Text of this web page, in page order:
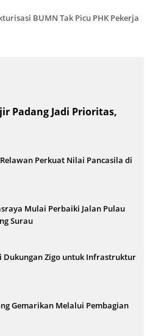
BUMN Tak Picu PHK Pekerja
Padang Jadi Prioritas,
Perkuat Nilai Pancasila di
Mulai Perbaiki Jalan Pulau
Surau
Dukungan Zigo untuk Infrastruktur
Gemarikan Melalui Pembagian